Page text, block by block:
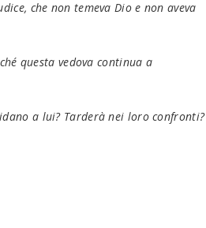
che non temeva Dio e non aveva
questa vedova continua a
a lui? Tarderà nei loro confronti?